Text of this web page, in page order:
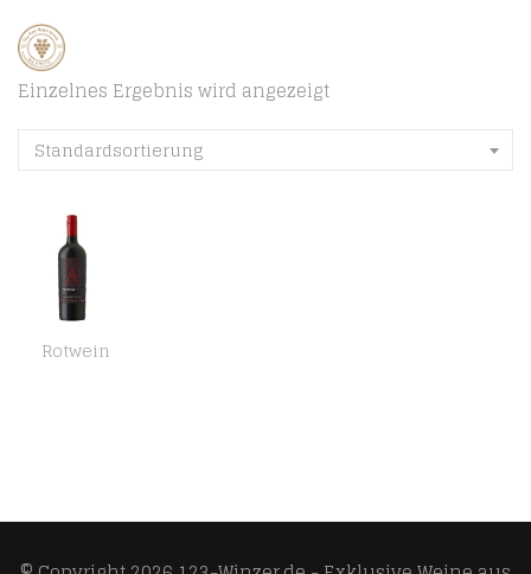
Einzelnes Ergebnis wird angezeigt
Standardsortierung
Rotwein